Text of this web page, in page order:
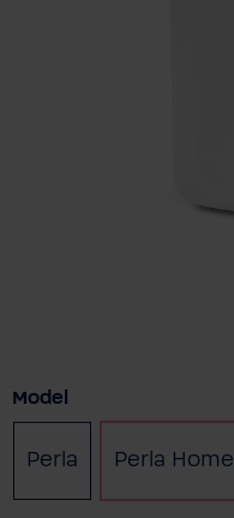
Vælg
Model
Perla Perla Home